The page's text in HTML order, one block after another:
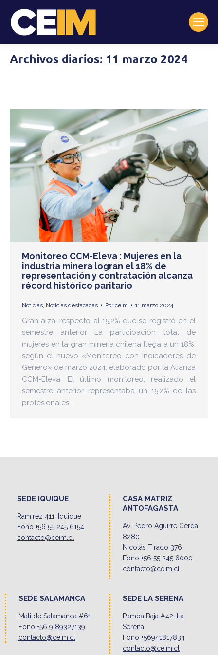
Archivos diarios: 11 marzo 2024
Monitoreo CCM-Eleva : Mujeres en la
industria minera logran el 18% de
representación y contratación alcanza
récord histórico paritario
Noticias Noticias destacadas Porceim 11 marzo 2024
Gran alza, respecto al 15,2% que se registró en el
semestre anterior La participación total de
mujeres en la gran minería chilena llega a un 18%,
según el nuevo «Monitoreo con Indicadores de
Género» de marzo 2024, elaborado por la Alianza
CCM-Eleva. El último monitoreo, realizado el
semestre anterior, representaba un 15,2% de las
profesionales…
SEDE IQUIQUE
Ramirez 411, Iquique
Fono +56 55 245 6154
contacto@ceim.cl
CASA MATRIZ
ANTOFAGASTA
Av. Pedro Aguirre Cerda
8280
Nicolás Tirado 376
Fono +56 55 245 6000
contacto@ceim.cl
SEDE SALAMANCA
Matilde Salamanca #61
Fono +56 9 89327139
contacto@ceim.cl
SEDE LA SERENA
Pampa Baja #42, La
Serena
Fono +56941817834
contacto@ceim.cl